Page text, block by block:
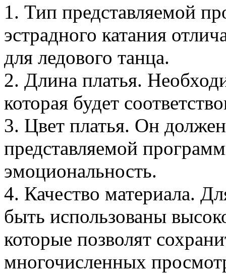
1. Тип представляемой
эстрадного катания
для ледового танца.
2. Длина платья.
которая будет
3. Цвет платья. Он должен
представляемой
эмоциональность.
4. Качество материала.
быть использованы
которые позволят
многочисленных